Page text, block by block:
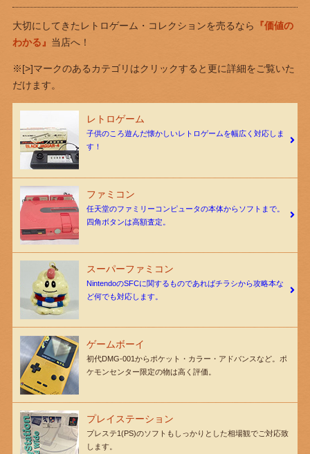
大切にしてきたレトロゲーム・コレクションを売るなら
『価値の
わかる』 当店へ！
※[>]マークのあるカテゴリはクリックすると更に詳細をご覧いた
だけます。
レトロゲーム
子供のころ遊んだ懐かしいレトロゲームを幅広く対応しま
す！
ファミコン
任天堂のファミリーコンピュータの本体からソフトまで。
四角ボタンは高額査定。
スーパーファミコン
NintendoのSFCに関するものであればチラシから攻略本な
ど何でも対応します。
ゲームボーイ
初代DMG-001からポケット・カラー・アドバンスなど。ポ
ケモンセンター限定の物は高く評価。
プレイステーション
プレステ1(PS)のソフトもしっかりとした相場観でご対応致
します。